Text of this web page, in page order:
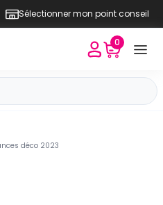
Sélectionner mon point conseil
0
déco 2023